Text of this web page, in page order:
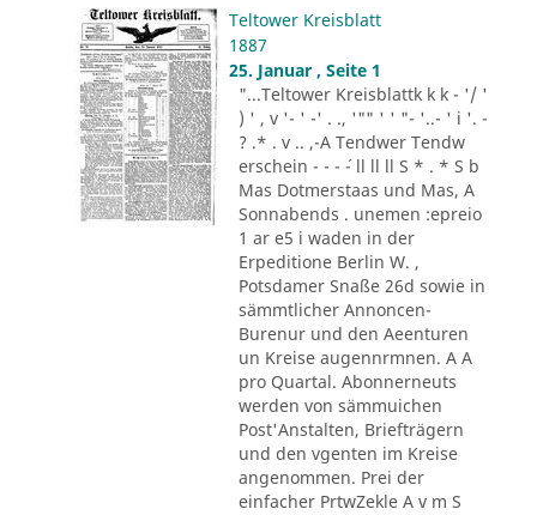
Teltower Kreisblatt
1887
25. Januar , Seite 1
"...Teltower Kreisblattk k k - '/ '
) ' , v '- ' -' . ., '"" ' ' "- '..- ' i '. -
? .* . v .. ,-A Tendwer Tendw
erschein - - - ´- ll ll ll S * . * S b
Mas Dotmerstaas und Mas, A
Sonnabends . unemen :epreio
1 ar e5 i waden in der
Erpeditione Berlin W. ,
Potsdamer Snaße 26d sowie in
sämmtlicher Annoncen-
Burenur und den Aeenturen
un Kreise augennrmnen. A A
pro Quartal. Abonnerneuts
werden von sämmuichen
Post'Anstalten, Briefträgern
und den vgenten im Kreise
angenommen. Prei der
einfacher PrtwZekle A v m S